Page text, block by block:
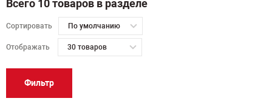
Всего 10 товаров в разделе
Сортировать По умолчанию
Отображать 30 товаров
Фильтр